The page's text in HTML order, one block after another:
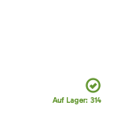
Auf Lager: 314